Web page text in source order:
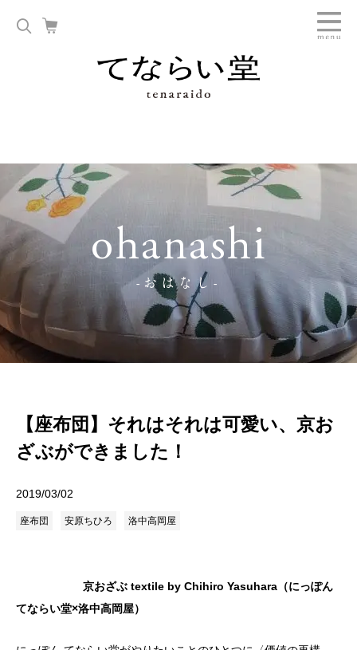
ohanashi
-おはなし-
【座布団】それはそれは可愛い、京お
ざぶができました！
2019/03/02
座布団 安原ちひろ 洛中高岡屋
京おざぶ textile by Chihiro Yasuhara（にっぽん
てならい堂×洛中高岡屋）